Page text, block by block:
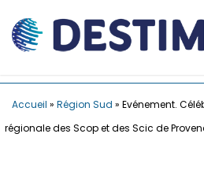
Accueil » Région Sud » Evénement.
régionale des Scop et des Scic de